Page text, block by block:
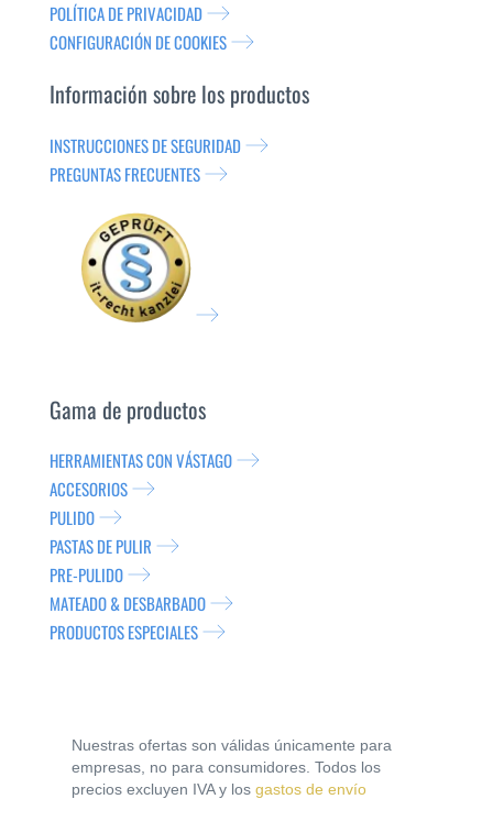
POLÍTICA DE PRIVACIDAD
CONFIGURACIÓN DE COOKIES
Información sobre los productos
INSTRUCCIONES DE SEGURIDAD
PREGUNTAS FRECUENTES
Gama de productos
HERRAMIENTAS CON VÁSTAGO
ACCESORIOS
PULIDO
PASTAS DE PULIR
PRE-PULIDO
MATEADO & DESBARBADO
PRODUCTOS ESPECIALES
Nuestras ofertas son válidas únicamente para
empresas, no para consumidores. Todos los
precios excluyen IVA y los gastos de envío